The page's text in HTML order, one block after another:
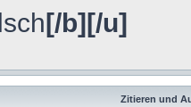
[/b][/u]
Zitieren und